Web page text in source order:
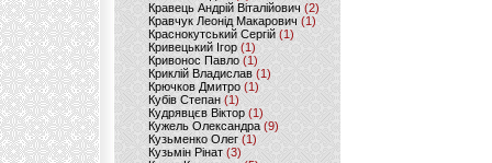
Кравець Андрій Віталійович (2)
Кравчук Леонід Макарович (1)
Краснокутський Сергій (1)
Кривецький Ігор (1)
Кривонос Павло (1)
Криклій Владислав (1)
Крючков Дмитро(1)
Кубів Степан(1)
Кудрявцєв Віктор (1)
Кужель Олександра (9)
Кузьменко Олег (1)
Кузьмін Рінат(3)